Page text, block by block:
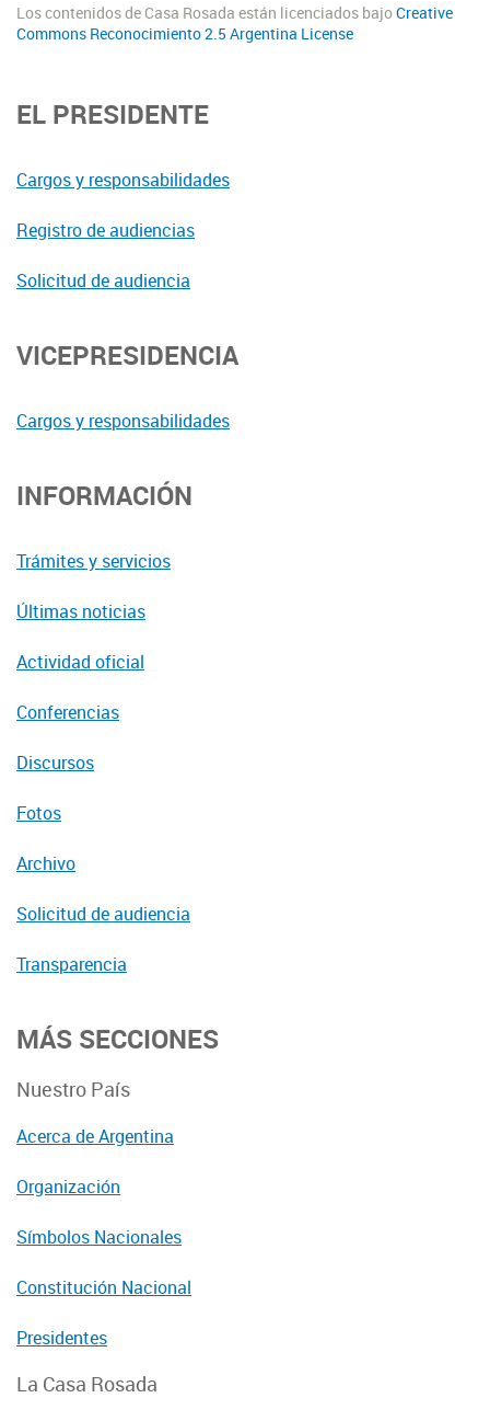
Los contenidos de Casa Rosada están licenciados bajoCreative
Commons Reconocimiento 2.5 Argentina License
EL PRESIDENTE
Cargos y responsabilidades
Registro de audiencias
Solicitud de audiencia
VICEPRESIDENCIA
Cargos y responsabilidades
INFORMACIÓN
Trámites y servicios
Últimas noticias
Actividad oficial
Conferencias
Discursos
Fotos
Archivo
Solicitud de audiencia
Transparencia
MÁS SECCIONES
Nuestro País
Acerca de Argentina
Organización
Símbolos Nacionales
Constitución Nacional
Presidentes
La Casa Rosada